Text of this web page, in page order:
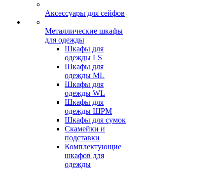
Аксессуары для сейфов
Металлические шкафы
для одежды
Шкафы для
одежды LS
Шкафы для
одежды ML
Шкафы для
одежды WL
Шкафы для
одежды ШРМ
Шкафы для сумок
Скамейки и
подставки
Комплектующие
шкафов для
одежды